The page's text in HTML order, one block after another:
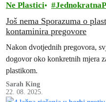
Ne Plastici
Još nema Sporazuma o
kontaminira pregovore
Nakon dvotjednih pregovora,
dogovor oko konkretnih mjera
plastikom.
Sarah King
22. 08. 2025.